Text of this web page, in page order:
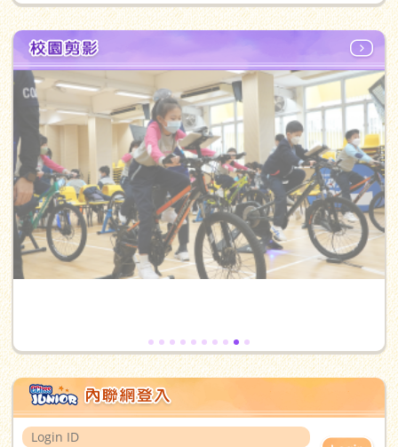
08/07/2026
08/07/2026
中華傳道會基石幼稚園小一生活體
驗課
07/07/2026
「呂小一叮」精彩綵排搶先看
07/07/2026
INSE人工智能自學獎勵計劃聯歡會
登入名稱
登入密碼